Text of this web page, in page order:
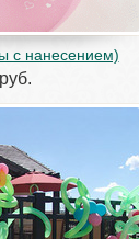
с нанесением)